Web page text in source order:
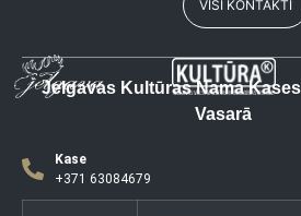
VISI KONTAKTI
Jelgavas Kultūras Nama
Vasarā
Kase
+371 63084679